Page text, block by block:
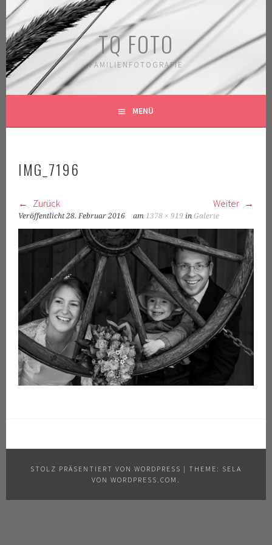
Springe
zum
Inhalt
TQ FOTO
FAMILIENFOTOGRAFIE
MENÜ
IMG_7196
Zurück Weiter
Veröffentlicht28. Februar 2016 am 1378 × 919 inGalerie
STOLZ PRÄSENTIERT VON WORDPRESS | THEME: SELA
VON WORDPRESS.COM .